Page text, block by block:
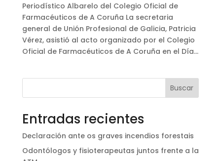
Periodístico Albarelo del Colegio Oficial de
Farmacéuticos de A Coruña La secretaria
general de Unión Profesional de Galicia, Patricia
Vérez, asistió al acto organizado por el Colegio
Oficial de Farmacéuticos de A Coruña en el Día...
Buscar
Entradas recientes
Declaración ante os graves incendios forestais
Odontólogos y fisioterapeutas juntos frente a la